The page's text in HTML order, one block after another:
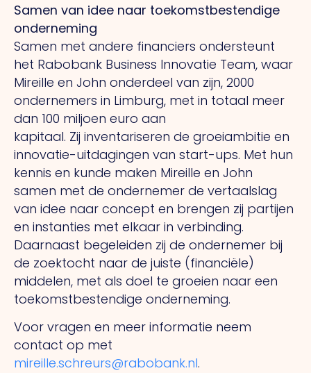
Samen van idee naar toekomstbestendige
onderneming
Samen met andere financiers ondersteunt
het Rabobank Business Innovatie Team, waar
Mireille en John onderdeel van zijn, 2000
ondernemers in Limburg, met in totaal meer
dan 100 miljoen euro aan
kapitaal. Zij inventariseren de groeiambitie en
innovatie-uitdagingen van start-ups. Met hun
kennis en kunde maken Mireille en John
samen met de ondernemer de vertaalslag
van idee naar concept en brengen zij partijen
en instanties met elkaar in verbinding.
Daarnaast begeleiden zij de ondernemer bij
de zoektocht naar de juiste (financiële)
middelen, met als doel te groeien naar een
toekomstbestendige onderneming.
Voor vragen en meer informatie neem
contact op met
mireille.schreurs@rabobank.nl.